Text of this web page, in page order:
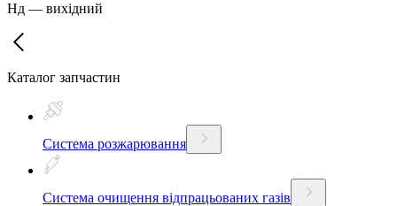
Нд — вихідний
Каталог запчастин
Система розжарювання
Система очищення відпрацьованих газів